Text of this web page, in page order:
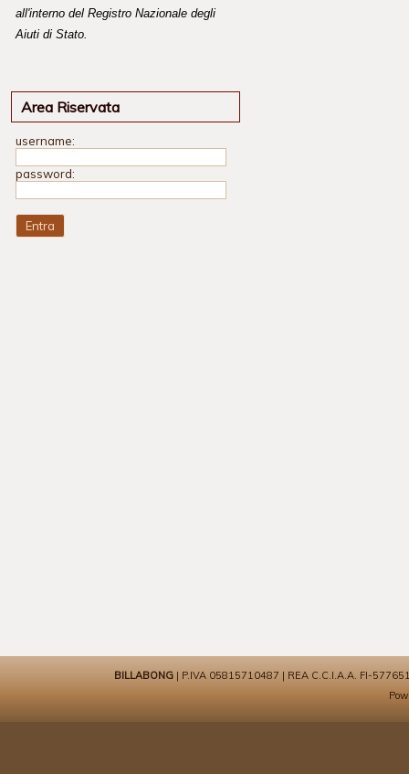
all'interno del Registro Nazionale degli
Aiuti di Stato.
Area Riservata
username:
password:
BILLABONG | P.IVA 05815710487 | REA C.C.I.A.A. FI-